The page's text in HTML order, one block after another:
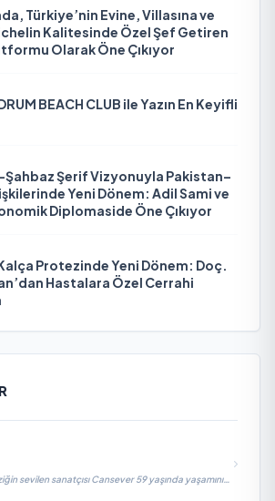
Türkiye’nin Evine, Villasına ve
Kalitesinde Özel Şef Getiren
Olarak Öne Çıkıyor
BEACH CLUB ile Yazın En Keyifli
Şerif Vizyonuyla Pakistan–
Yeni Dönem: Adil Sami ve
Diplomaside Öne Çıkıyor
Protezinde Yeni Dönem: Doç.
Hastalara Özel Cerrahi
sevilen sanatçısı Cansever 59 yaşında yaşamını